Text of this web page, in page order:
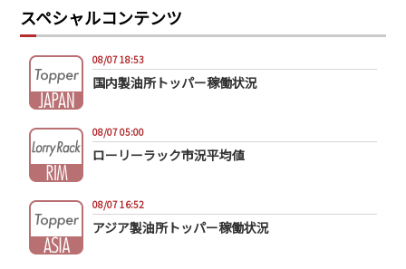
スペシャルコンテンツ
08/07 18:53
国内製油所トッパー稼働状況
08/07 05:00
ローリーラック市況平均値
08/07 16:52
アジア製油所トッパー稼働状況